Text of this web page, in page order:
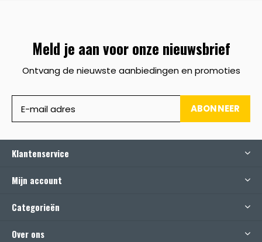
Meld je aan voor onze nieuwsbrief
Ontvang de nieuwste aanbiedingen en promoties
ABONNEER
Klantenservice
Mijn account
Categorieën
Over ons